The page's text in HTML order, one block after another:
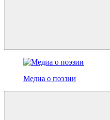
Медиа о поэзии